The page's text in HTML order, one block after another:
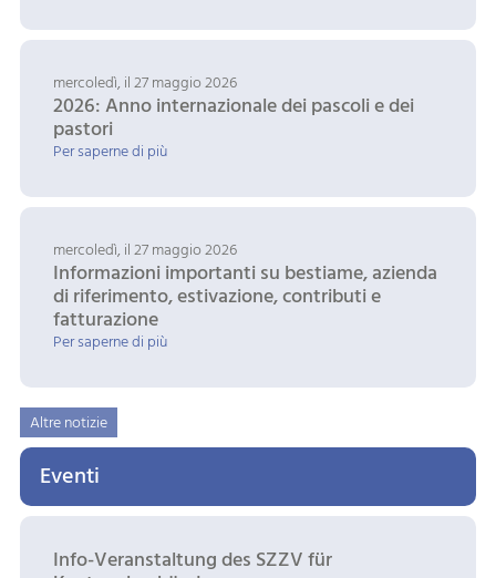
mercoledì, il 27 maggio 2026
2026: Anno internazionale dei pascoli e dei
pastori
Per saperne di più
mercoledì, il 27 maggio 2026
Informazioni importanti su bestiame, azienda
di riferimento, estivazione, contributi e
fatturazione
Per saperne di più
Altre notizie
Eventi
Info-Veranstaltung des SZZV für